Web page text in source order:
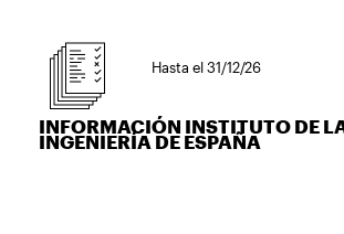
Hasta el 31/12/26
INFORMACIÓN INSTITUTO DE LA
INGENIERÍA DE ESPAÑA